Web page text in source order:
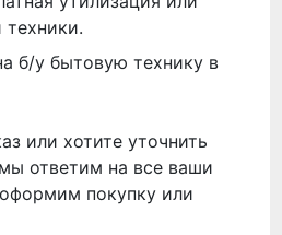
техники.
б/у бытовую технику в
или хотите уточнить
ответим на все ваши
покупку или